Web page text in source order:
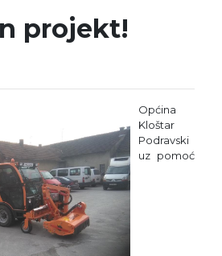
projekt!
Općina
Kloštar
Podravski
uz pomoć